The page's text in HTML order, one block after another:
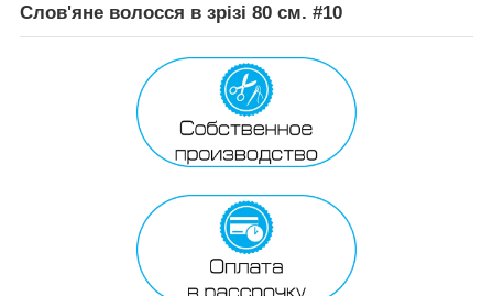
Слов'яне волосся в зрізі 80 см. #10